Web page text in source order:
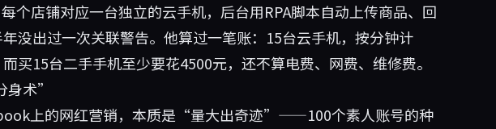
个店铺对应一台独立的云手机，后台用RPA脚本自动上传商品、回
没出过一次关联警告。他算过一笔账：15台云手机，按分钟计
买15台二手手机至少要花4500元，还不算电费、网费、维修费。
身术”
上的网红营销，本质是“量大出奇迹”——100个素人账号的种